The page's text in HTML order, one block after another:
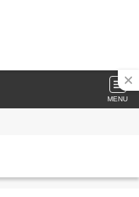
MENU